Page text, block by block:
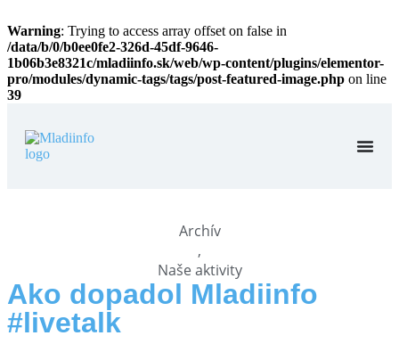
Warning: Trying to access array offset on false in
/data/b/0/b0ee0fe2-326d-45df-9646-
1b06b3e8321c/mladiinfo.sk/web/wp-content/plugins/elementor-
pro/modules/dynamic-tags/tags/post-featured-image.php on line
39
Archív
,
Naše aktivity
Ako dopadol Mladiinfo
#livetalk